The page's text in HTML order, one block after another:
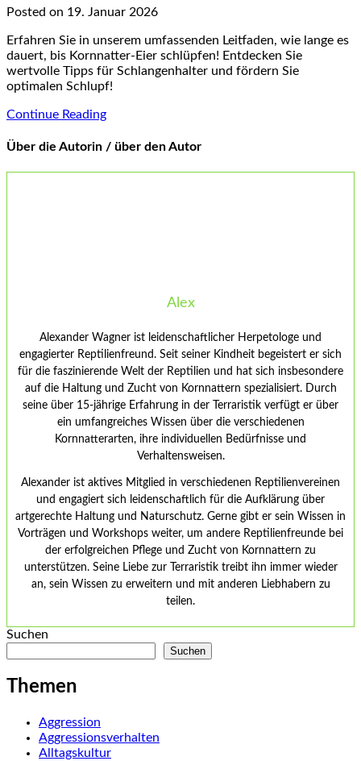
Posted on 19. Januar 2026
Erfahren Sie in unserem umfassenden Leitfaden, wie lange es
dauert, bis Kornnatter-Eier schlüpfen! Entdecken Sie
wertvolle Tipps für Schlangenhalter und fördern Sie
optimalen Schlupf!
Continue Reading
Über die Autorin / über den Autor
Alex
Alexander Wagner ist leidenschaftlicher Herpetologe und
engagierter Reptilienfreund. Seit seiner Kindheit begeistert er sich
für die faszinierende Welt der Reptilien und hat sich insbesondere
auf die Haltung und Zucht von Kornnattern spezialisiert. Durch
seine über 15-jährige Erfahrung in der Terraristik verfügt er über
ein umfangreiches Wissen über die verschiedenen
Kornnatterarten, ihre individuellen Bedürfnisse und
Verhaltensweisen.
Alexander ist aktives Mitglied in verschiedenen Reptilienvereinen
und engagiert sich leidenschaftlich für die Aufklärung über
artgerechte Haltung und Naturschutz. Gerne gibt er sein Wissen in
Vorträgen und Workshops weiter, um andere Reptilienfreunde bei
der erfolgreichen Pflege und Zucht von Kornnattern zu
unterstützen. Seine Liebe zur Terraristik treibt ihn immer wieder
an, sein Wissen zu erweitern und mit anderen Liebhabern zu
teilen.
Suchen
Suchen
Themen
Aggression
Aggressionsverhalten
Alltagskultur